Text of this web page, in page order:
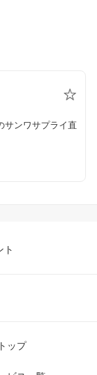
サンワサプライ直
ト
ップ